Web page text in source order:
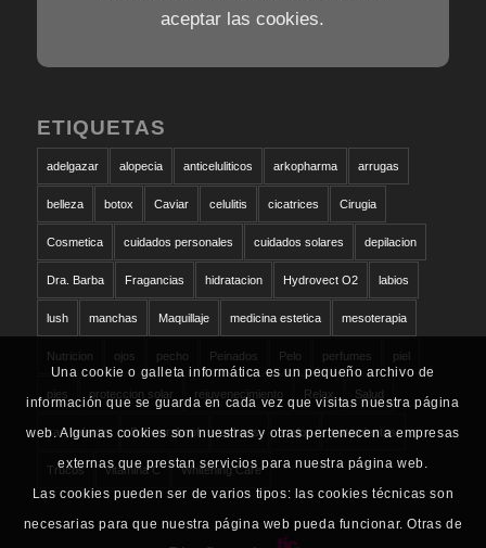
aceptar las cookies.
ETIQUETAS
adelgazar alopecia anticeluliticos arkopharma arrugas
belleza botox Caviar celulitis cicatrices Cirugia
Cosmetica cuidados personales cuidados solares depilacion
Dra. Barba Fragancias hidratacion Hydrovect O2 labios
lush manchas Maquillaje medicina estetica mesoterapia
Nutricion ojos pecho Peinados Pelo perfumes piel
pies proteccion solar rejuvenecimiento Relax Salud
san valentin Schwarzkopf solares sudor tratamientos
Trucos vitamina C Whitening Care
Una cookie o galleta informática es un pequeño archivo de
información que se guarda en cada vez que visitas nuestra página
web. Algunas cookies son nuestras y otras pertenecen a empresas
externas que prestan servicios para nuestra página web.
Las cookies pueden ser de varios tipos: las cookies técnicas son
necesarias para que nuestra página web pueda funcionar. Otras de